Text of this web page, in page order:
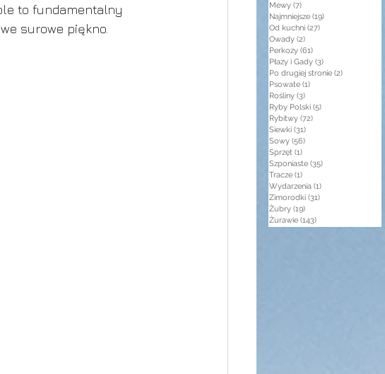
to fundamentalny
surowe piękno.
Mewy (7)
Najmniejsze (19)
Od kuchni (27)
Owady (2)
Perkozy (61)
Płazy i Gady (3)
Po drugiej stronie (2)
Psowate (1)
Rośliny (3)
Ryby Polski (5)
Rybitwy (72)
Siewki (31)
Sowy (56)
Sprzęt (1)
Szponiaste (35)
Tracze (1)
Wydarzenia (1)
Zimorodki (31)
Żubry (19)
Żurawie (143)